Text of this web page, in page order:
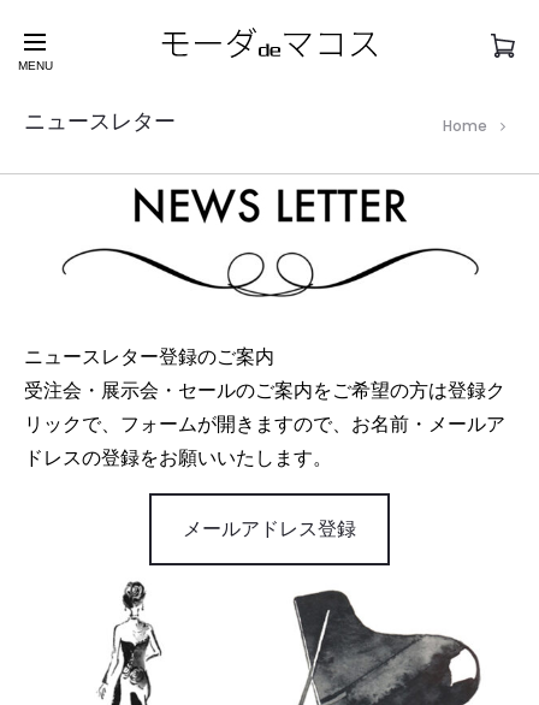
について
MENU
ニュースレター Home
ニュースレター登録のご案内
受注会・展示会・セールのご案内をご希望の方は登録ク
リックで、 フォームが開きますので、お名前・メールア
ドレスの登録をお願いいたします。
メールアドレス登録